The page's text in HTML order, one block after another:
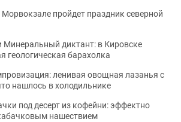
пройдет праздник северной
Минеральный диктант: в Кировске
геологическая барахолка
ленивая овощная лазанья с
нашлось в холодильнике
под десерт из кофейни: эффектно
нашествием